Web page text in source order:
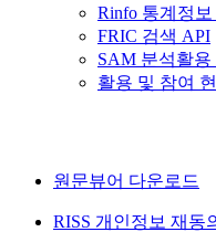
Rinfo 통계정
FRIC 검색 API
SAM 분석활용
활용 및 참여
원문뷰어 다운로드
RISS 개인정보 재동